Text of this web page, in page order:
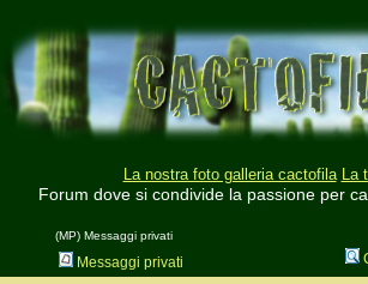
La nostra foto galleria cactofila La
Forum dove si condivide la passione per
(MP) Messaggi privati
Messaggi privati